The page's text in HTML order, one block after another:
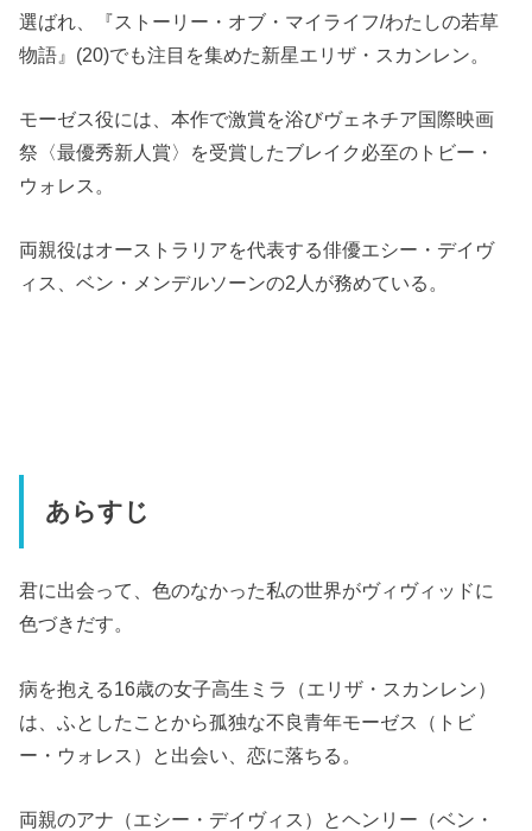
選ばれ、『ストーリー・オブ・マイライフ/わたしの若草
物語』(20)でも注目を集めた新星エリザ・スカンレン。
モーゼス役には、本作で激賞を浴びヴェネチア国際映画
祭〈最優秀新人賞〉を受賞したブレイク必至のトビー・
ウォレス。
両親役はオーストラリアを代表する俳優エシー・デイヴ
ィス、ベン・メンデルソーンの2人が務めている。
あらすじ
君に出会って、色のなかった私の世界がヴィヴィッドに
色づきだす。
病を抱える16歳の女子高生ミラ（エリザ・スカンレン）
は、ふとしたことから孤独な不良青年モーゼス（トビ
ー・ウォレス）と出会い、恋に落ちる。
両親のアナ（エシー・デイヴィス）とヘンリー（ベン・